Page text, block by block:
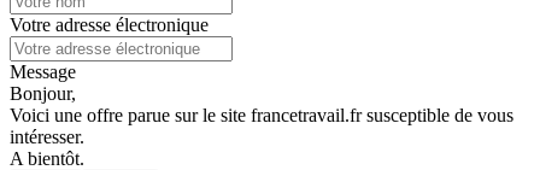
Votre adresse électronique
Message
Bonjour,
Voici une offre parue sur le site francetravail.fr susceptible de vous
intéresser.
A bientôt.